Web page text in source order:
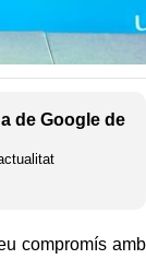
de Google de
compromís amb